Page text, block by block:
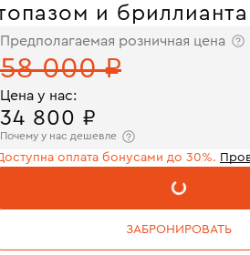
и
Предполагаемая розничная цена
58 000 ₽
Цена у нас:
34 800 ₽
Почему у нас дешевле
оплата бонусами до 30%.
В КОРЗИНУ
ЗАБРОНИРОВАТЬ